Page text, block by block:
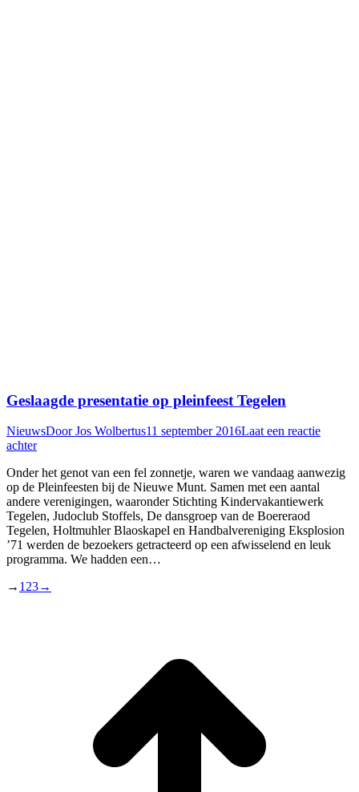
Geslaagde presentatie op pleinfeest Tegelen
NieuwsDoorJos Wolbertus11 september 2016Laat een reactie
achter
Onder het genot van een fel zonnetje, waren we vandaag aanwezig
op de Pleinfeesten bij de Nieuwe Munt. Samen met een aantal
andere verenigingen, waaronder Stichting Kindervakantiewerk
Tegelen, Judoclub Stoffels, De dansgroep van de Boereraod
Tegelen, Holtmuhler Blaoskapel en Handbalvereniging Eksplosion
’71 werden de bezoekers getracteerd op een afwisselend en leuk
programma. We hadden een…
→ 1 23→